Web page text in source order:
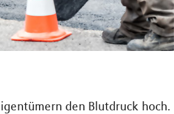
den Blutdruck hoch.